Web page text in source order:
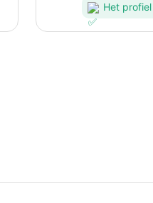
Het